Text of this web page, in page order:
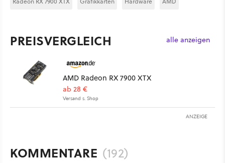
PREISVERGLEICH alle anzeigen
AMD Radeon RX 7900 XTX
ab 28 €
Versand s. Shop
ANZEIGE
KOMMENTARE (192)